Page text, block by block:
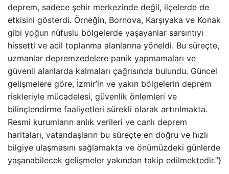
deprem, sadece şehir merkezinde değil, ilçelerde de
etkisini gösterdi. Örneğin, Bornova, Karşıyaka ve Konak
gibi yoğun nüfuslu bölgelerde yaşayanlar sarsıntıyı
hissetti ve acil toplanma alanlarına yöneldi. Bu süreçte,
uzmanlar depremzedelere panik yapmamaları ve
güvenli alanlarda kalmaları çağrısında bulundu. Güncel
gelişmelere göre, İzmir’in ve yakın bölgelerin deprem
riskleriyle mücadelesi, güvenlik önlemleri ve
bilinçlendirme faaliyetleri sürekli olarak artırılmakta.
Resmi kurumların anlık verileri ve canlı deprem
haritaları, vatandaşların bu süreçte en doğru ve hızlı
bilgiye ulaşmasını sağlamakta ve önümüzdeki günlerde
yaşanabilecek gelişmeler yakından takip edilmektedir.”}